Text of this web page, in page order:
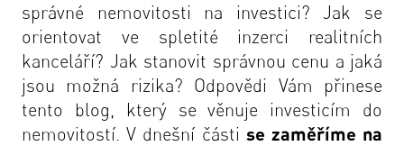
správné nemovitosti na investici? Jak se
orientovat ve spletité inzerci realitních
kanceláří? Jak stanovit správnou cenu a jaká
jsou možná rizika? Odpovědi Vám přinese
tento blog, který se věnuje investicím do
nemovitostí. V dnešní části se zaměříme na